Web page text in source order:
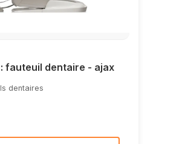
fauteuil dentaire - ajax
dentaires